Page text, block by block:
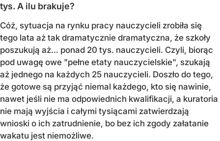
tys. A ilu brakuje?
Cóż, sytuacja na rynku pracy nauczycieli zrobiła się
tego lata aż tak dramatycznie dramatyczna, że szkoły
poszukują aż… ponad 20 tys. nauczycieli. Czyli, biorąc
pod uwagę owe "pełne etaty nauczycielskie", szukają
aż jednego na każdych 25 nauczycieli. Doszło do tego,
że gotowe są przyjąć niemal każdego, kto się nawinie,
nawet jeśli nie ma odpowiednich kwalifikacji, a kuratoria
nie mają wyjścia i całymi tysiącami zatwierdzają
wnioski o ich zatrudnienie, bo bez ich zgody załatanie
wakatu jest niemożliwe.